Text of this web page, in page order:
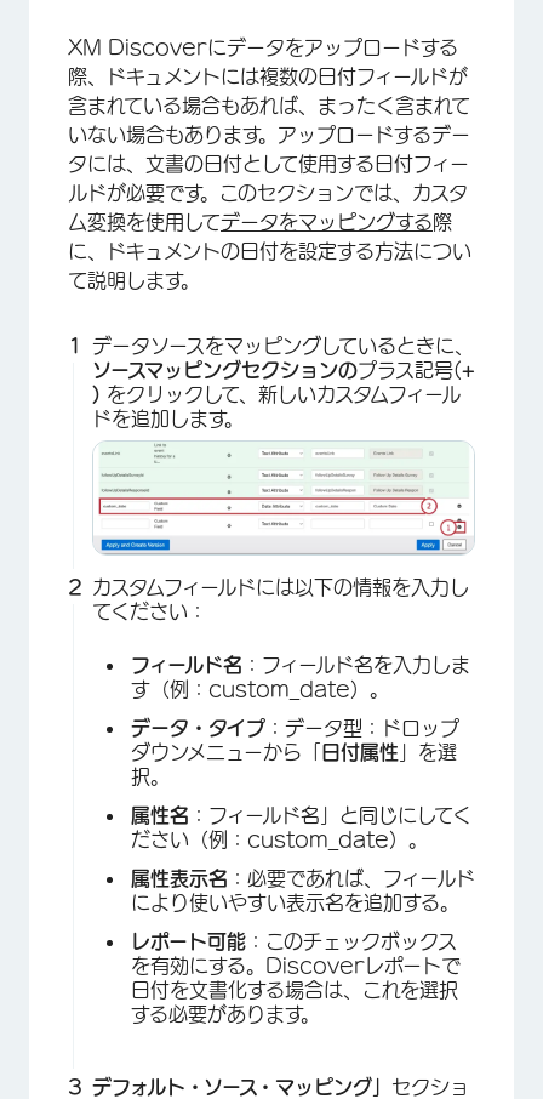
XM Discoverにデータをアップロードする
際、ドキュメントには複数の日付フィールドが
含まれている場合もあれば、まったく含まれて
いない場合もあります。アップロードするデー
タには、文書の日付として使用する日付フィー
ルドが必要です。このセクションでは、カスタ
ム変換を使用してデータをマッピングする際
に、ドキュメントの日付を設定する方法につい
て説明します。
データソースをマッピングしているときに、
ソースマッピングセクションのプラス記号(+
) をクリックして、新しいカスタムフィール
ドを追加します。
カスタムフィールドには以下の情報を入力し
てください：
フィールド名 ：フィールド名を入力しま
す（例：custom_date）。
データ・タイプ ：データ型：ドロップ
ダウンメニューから「
日付属性 」を選
択。
属性名 ：フィールド名」と同じにしてく
ださい（例：custom_date）。
属性表示名 ：必要であれば、フィールド
により使いやすい表示名を追加する。
レポート可能 ：このチェックボックス
を有効にする。Discoverレポートで
日付を文書化する場合は、これを選択
する必要があります。
デフォルト・ソース・マッピング」 セクショ